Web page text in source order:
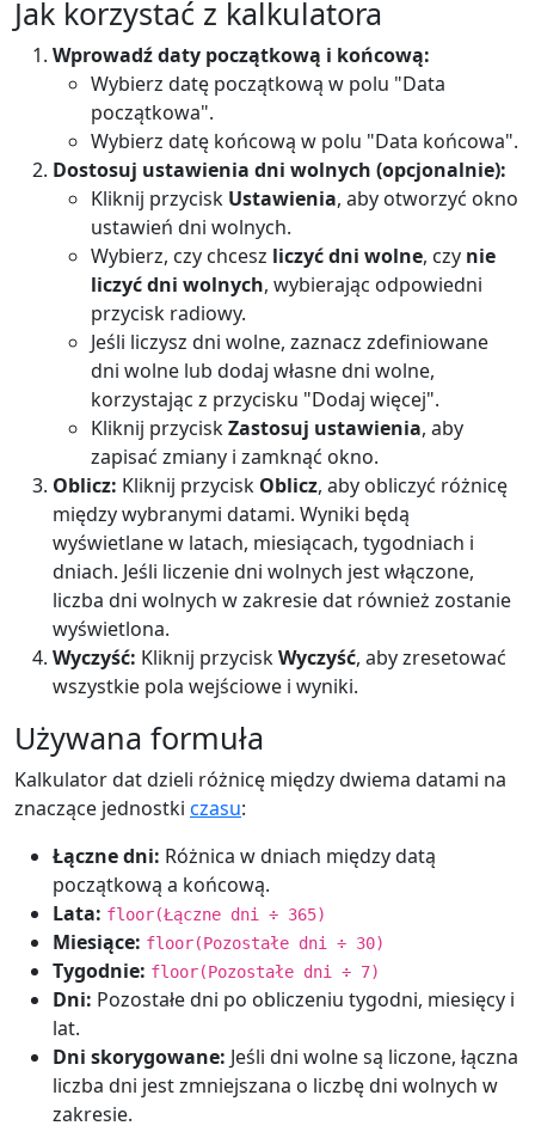
Jak korzystać z kalkulatora
Wprowadź daty początkową i końcową:
Wybierz datę początkową w polu "Data
początkowa".
Wybierz datę końcową w polu "Data końcowa".
Dostosuj ustawienia dni wolnych (opcjonalnie):
Kliknij przycisk Ustawienia, aby otworzyć okno
ustawień dni wolnych.
Wybierz, czy chcesz liczyć dni wolne, czy nie
liczyć dni wolnych, wybierając odpowiedni
przycisk radiowy.
Jeśli liczysz dni wolne, zaznacz zdefiniowane
dni wolne lub dodaj własne dni wolne,
korzystając z przycisku "Dodaj więcej".
Kliknij przyciskZastosuj ustawienia, aby
zapisać zmiany i zamknąć okno.
Oblicz: Kliknij przycisk Oblicz, aby obliczyć różnicę
między wybranymi datami. Wyniki będą
wyświetlane w latach, miesiącach, tygodniach i
dniach. Jeśli liczenie dni wolnych jest włączone,
liczba dni wolnych w zakresie dat również zostanie
wyświetlona.
Wyczyść: Kliknij przyciskWyczyść, aby zresetować
wszystkie pola wejściowe i wyniki.
Używana formuła
Kalkulator dat dzieli różnicę między dwiema datami na
znaczące jednostki czasu:
Łączne dni: Różnica w dniach między datą
początkową a końcową.
Lata: floor(Łączne dni ÷ 365)
Miesiące: floor(Pozostałe dni ÷ 30)
Tygodnie: floor(Pozostałe dni ÷ 7)
Dni: Pozostałe dni po obliczeniu tygodni, miesięcy i
lat.
Dni skorygowane: Jeśli dni wolne są liczone, łączna
liczba dni jest zmniejszana o liczbę dni wolnych w
zakresie.